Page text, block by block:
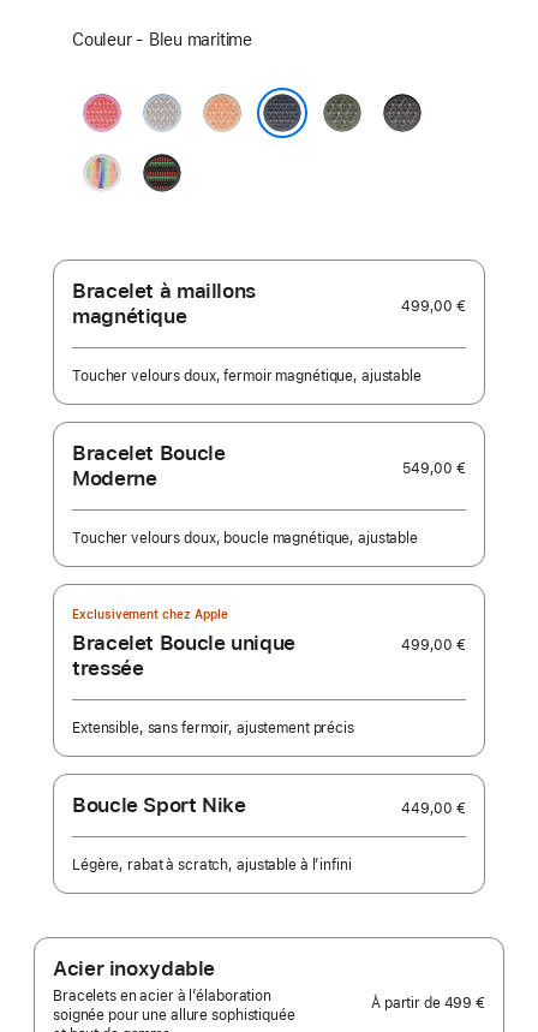
Sélectionnez
Couleur - Bleu maritime
Rose
goyave
Bleu
brume
Melon Forêt
Gris
foncé
Pride
Edition
Black
Unity
Rhythm
Bracelet à maillons
magnétique
499,00 €
Toucher velours doux, fermoir magnétique, ajustable
Bracelet Boucle
Moderne
549,00 €
Toucher velours doux, boucle magnétique, ajustable
Exclusivement chez Apple
Bracelet Boucle unique
tressée
499,00 €
Extensible, sans fermoir, ajustement précis
Boucle Sport Nike 449,00 €
Légère, rabat à scratch, ajustable à l’infini
Acier inoxydable
Bracelets en acier à l’élaboration
soignée pour une allure sophistiquée
À partir de 499 €